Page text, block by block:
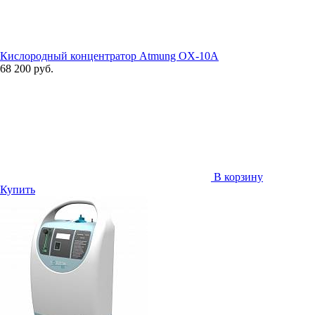
Кислородный концентратор Atmung OX-10A
68 200 руб.
В корзину
Купить